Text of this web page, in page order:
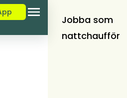
Jobba som
nattchaufför